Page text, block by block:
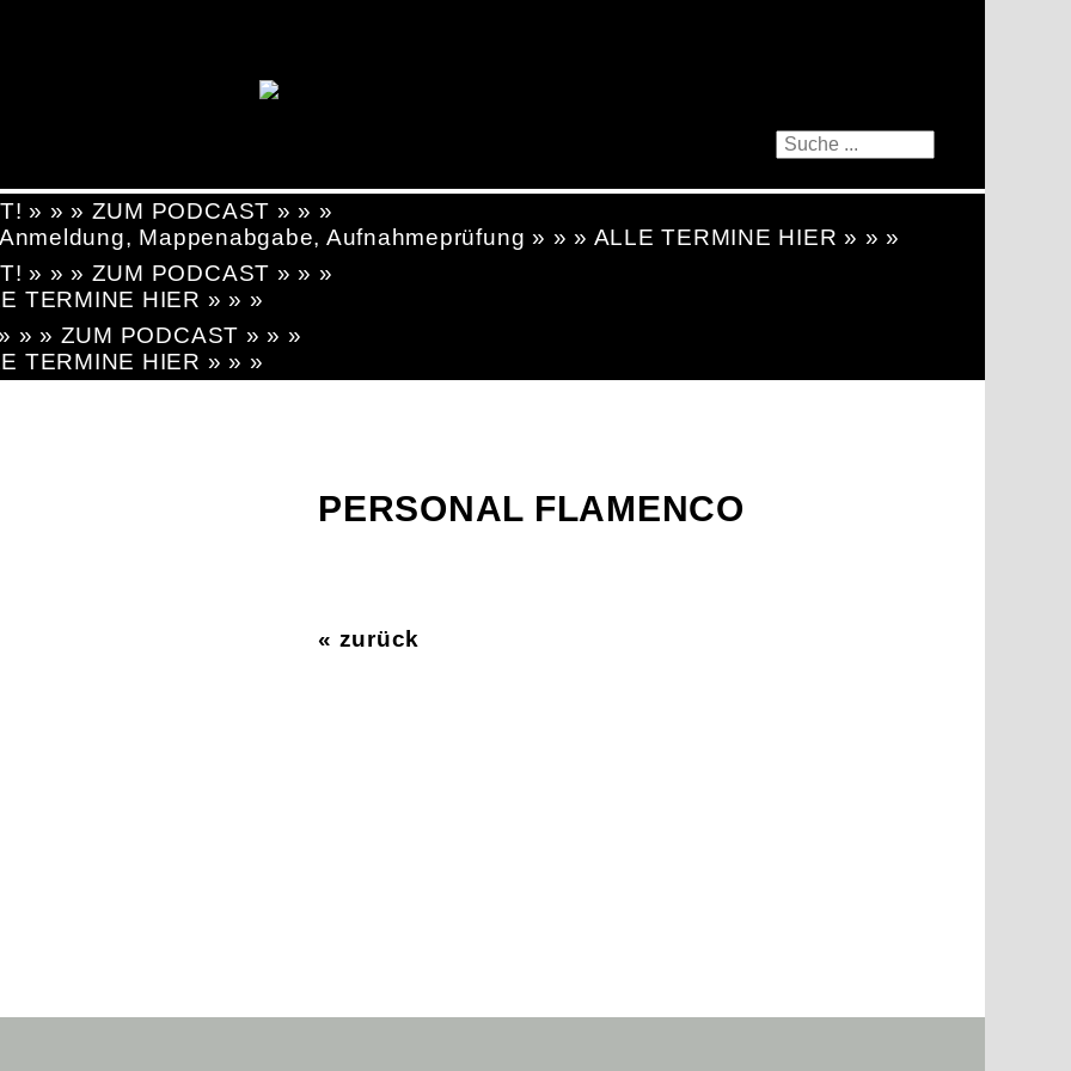
» » » ZUM PODCAST » » »
Mappenabgabe, Aufnahmeprüfung » » » ALLE TERMINE HIER » » »
» » » ZUM PODCAST » » »
TERMINE HIER » » »
» » ZUM PODCAST » » »
TERMINE HIER » » »
PERSONAL FLAMENCO
« zurück